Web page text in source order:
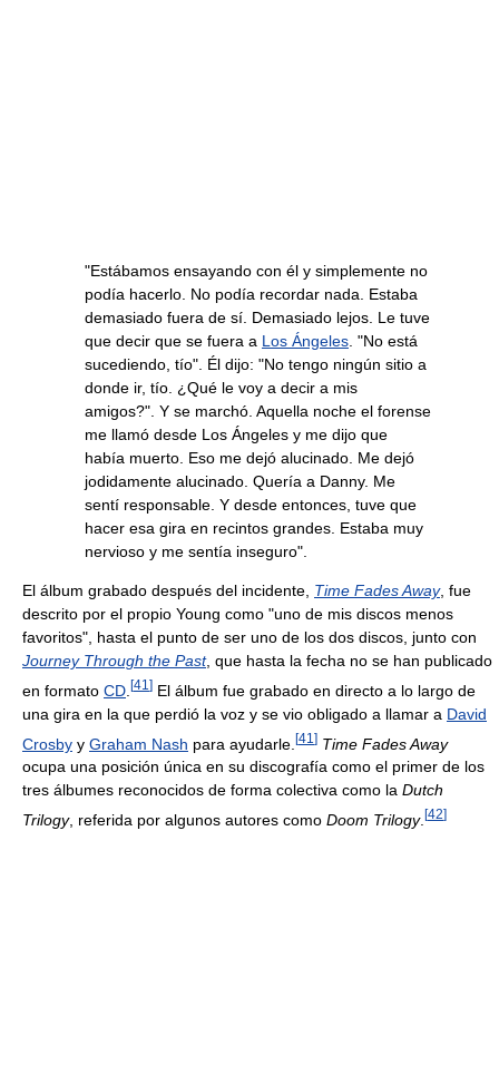
"Estábamos ensayando con él y simplemente no
podía hacerlo. No podía recordar nada. Estaba
demasiado fuera de sí. Demasiado lejos. Le tuve
que decir que se fuera a Los Ángeles . "No está
sucediendo, tío". Él dijo: "No tengo ningún sitio a
donde ir, tío. ¿Qué le voy a decir a mis
amigos?". Y se marchó. Aquella noche el forense
me llamó desde Los Ángeles y me dijo que
había muerto. Eso me dejó alucinado. Me dejó
jodidamente alucinado. Quería a Danny. Me
sentí responsable. Y desde entonces, tuve que
hacer esa gira en recintos grandes. Estaba muy
nervioso y me sentía inseguro".
El álbum grabado después del incidente, Time Fades Away, fue
descrito por el propio Young como "uno de mis discos menos
favoritos", hasta el punto de ser uno de los dos discos, junto con
Journey Through the Past, que hasta la fecha no se han publicado
en formato CD [41 ] El álbum fue grabado en directo a lo largo de
una gira en la que perdió la voz y se vio obligado a llamar a David
Crosby y Graham Nash para ayudarle. [41 ] Time Fades Away
ocupa una posición única en su discografía como el primer de los
tres álbumes reconocidos de forma colectiva como la Dutch
Trilogy, referida por algunos autores como Doom Trilogy. [42]